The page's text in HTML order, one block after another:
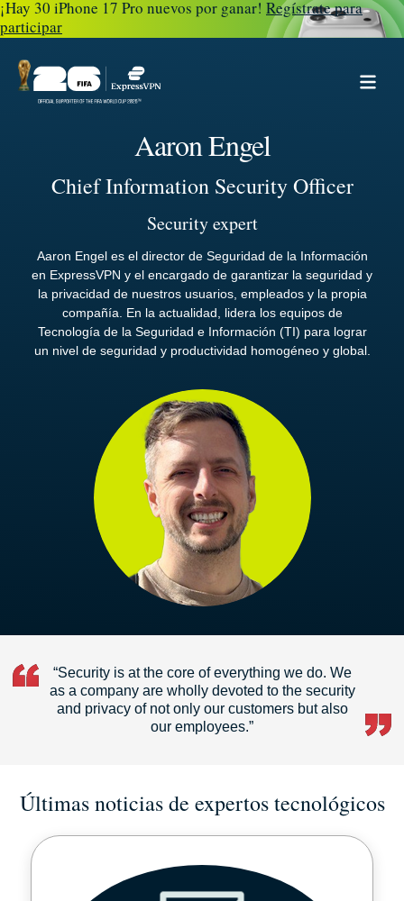
¡Hay 30 iPhone 17 Pro nuevos por ganar! Regístrate para
participar
Aaron Engel
Chief Information Security Officer
Security expert
Aaron Engel es el director de Seguridad de la Información
en ExpressVPN y el encargado de garantizar la seguridad y
la privacidad de nuestros usuarios, empleados y la propia
compañía. En la actualidad, lidera los equipos de
Tecnología de la Seguridad e Información (TI) para lograr
un nivel de seguridad y productividad homogéneo y global.
“Security is at the core of everything we do. We
as a company are wholly devoted to the security
and privacy of not only our customers but also
our employees.”
Últimas noticias de expertos tecnológicos